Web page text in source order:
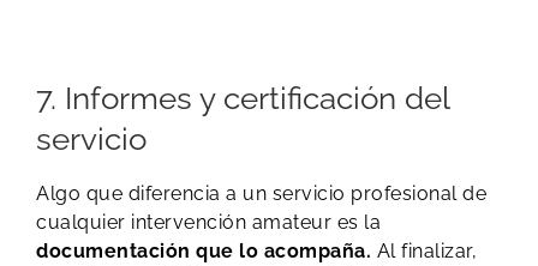
7. Informes y certificación del
servicio
Algo que diferencia a un servicio profesional de
cualquier intervención amateur es la
documentación que lo acompaña. Al finalizar,